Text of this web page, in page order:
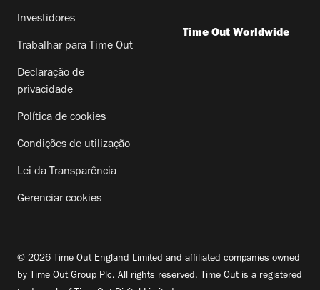
Investidores
Trabalhar para Time Out
Declaração de
privacidade
Política de cookies
Condições de utilização
Lei da Transparência
Gerenciar cookies
Time Out Worldwide
© 2026 Time Out England Limited and affiliated companies owned
by Time Out Group Plc. All rights reserved. Time Out is a registered